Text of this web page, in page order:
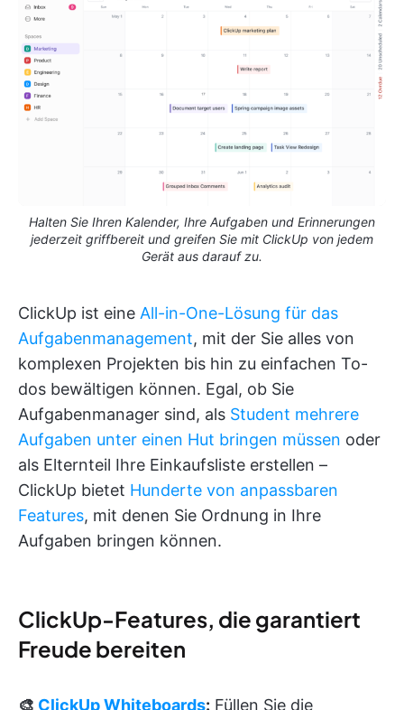
Halten Sie Ihren Kalender, Ihre Aufgaben und Erinnerungen
jederzeit griffbereit und greifen Sie mit ClickUp von jedem
Gerät aus darauf zu.
ClickUp ist eine All-in-One-Lösung für das
Aufgabenmanagement, mit der Sie alles von
komplexen Projekten bis hin zu einfachen To-
dos bewältigen können. Egal, ob Sie
Aufgabenmanager sind, als Student mehrere
Aufgaben unter einen Hut bringen müssen oder
als Elternteil Ihre Einkaufsliste erstellen –
ClickUp bietet Hunderte von anpassbaren
Features, mit denen Sie Ordnung in Ihre
Aufgaben bringen können.
ClickUp-Features, die garantiert
Freude bereiten
🎨 ClickUp Whiteboards: Füllen Sie die